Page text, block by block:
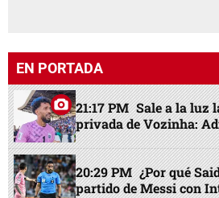
EN PORTADA
21:17 PM Sale a la luz
privada de Vozinha:
20:29 PM ¿Por qué
partido de Messi con